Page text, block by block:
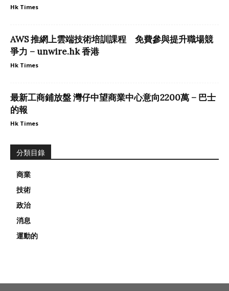
Hk Times
AWS 推網上雲端技術培訓課程 免費參與提升職場競
爭力 – unwire.hk 香港
Hk Times
最新工商鋪放盤 灣仔中望商業中心意向2200萬 – 巴士
的報
Hk Times
分類目錄
商業
技術
政治
消息
運動的